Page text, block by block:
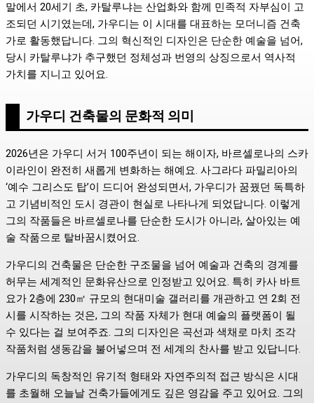
말에서 20세기 초, 카탈루냐는 산업화와 함께 민족적 자부심이 고
조되던 시기였는데, 가우디는 이 시대를 대표하는 모더니즘 건축
가로 활동했답니다. 그의 혁신적인 디자인은 단순한 예술을 넘어,
당시 카탈루냐가 추구했던 정체성과 번영의 상징으로서 역사적
가치를 지니고 있어요.
가우디 건축물의 문화적 의미
2026년은 가우디 서거 100주년이 되는 해이자, 바르셀로나의 스카
이라인이 완전히 새롭게 변화하는 해예요. 사그라다 파밀리아의
‘예수 그리스도 탑’이 드디어 완성되면서, 가우디가 꿈꿨던 독특하
고 기념비적인 도시 경관이 현실로 나타나게 되었답니다. 이렇게
그의 작품들은 바르셀로나를 단순한 도시가 아니라, 살아있는 예
술 작품으로 탈바꿈시켰어요.
가우디의 건축물은 단순한 구조물을 넘어 예술과 건축의 경계를
허무는 세계적인 문화유산으로 인정받고 있어요. 특히 카사 바트
요가 2층에 230㎡ 규모의 현대미술 갤러리를 개관하고 연 2회 전
시를 시작하는 것은, 그의 작품 자체가 현대 예술의 플랫폼이 될
수 있다는 걸 보여주죠. 그의 디자인은 곡선과 색채로 마치 조각
작품처럼 생동감을 불어넣으며 전 세계의 찬사를 받고 있답니다.
가우디의 독창적인 유기적 형태와 자연주의적 접근 방식은 시대
를 초월해 오늘날 건축가들에게도 깊은 영감을 주고 있어요. 그의